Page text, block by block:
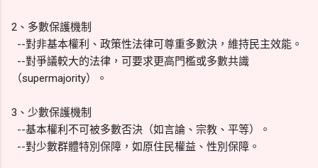
2、多數保護機制
--對非基本權利、政策性法律可尊重多數決，維持民主效能。
--對爭議較大的法律，可要求更高門檻或多數共識
（supermajority）。
3、少數保護機制
--基本權利不可被多數否決（如言論、宗教、平等）。
--對少數群體特別保障，如原住民權益、性別保障。